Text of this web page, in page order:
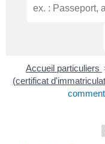
Accueil particuliers
(certificat